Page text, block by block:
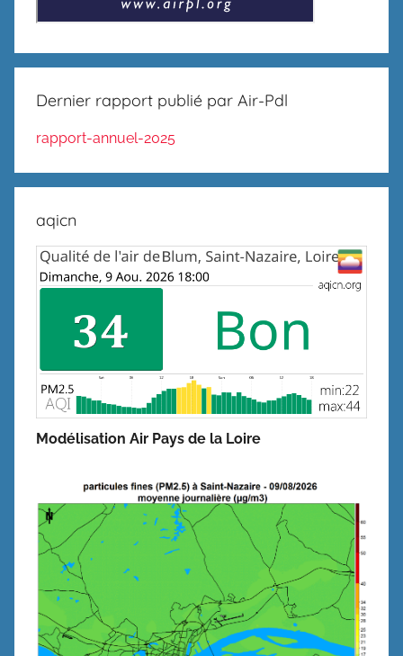
Dernier rapport publié par Air-Pdl
rapport-annuel-2025
aqicn
Modélisation Air Pays de la Loire